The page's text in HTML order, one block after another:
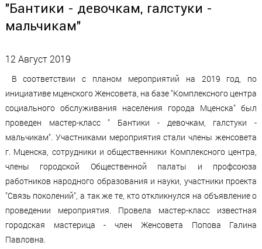
"Бантики - девочкам, галстуки -
мальчикам"
12 Август 2019
В соответствии с планом мероприятий на 2019 год, по
инициативе мценского Женсовета, на базе "Комплексного центра
социального обслуживания населения города Мценска" был
проведен мастер-класс " Бантики - девочкам, галстуки -
мальчикам". Участниками мероприятия стали члены женсовета
г. Мценска, сотрудники и общественники Комплексного центра,
члены городской Общественной палаты и профсоюза
работников народного образования и науки, участники проекта
"Связь поколений", а так же те, кто откликнулся на объявление о
проведении мероприятия. Провела мастер-класс известная
городская мастерица - член Женсовета Попова Галина
Павловна.